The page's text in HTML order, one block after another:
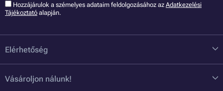
Hozzájárulok a szémelyes adataim feldolgozásához az Adatkezelési
Tájékoztató alapján.
Elérhetőség
Vásároljon nálunk!